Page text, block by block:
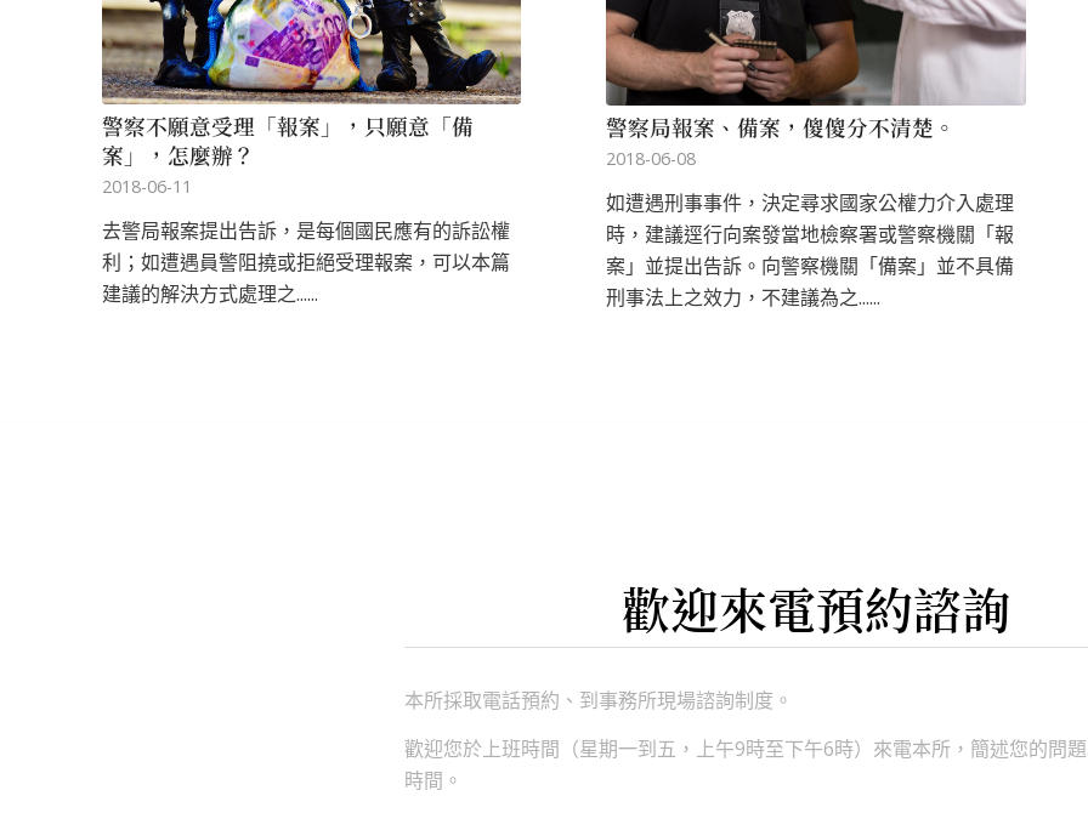
警察不願意受理「報案」，只願意「備
案」，怎麼辦？
2018-06-11
去警局報案提出告訴，是每個國民應有的訴訟權
利；如遭遇員警阻撓或拒絕受理報案，可以本篇
建議的解決方式處理之......
警察局報案、備案，傻傻分不清楚。
2018-06-08
如遭遇刑事事件，決定尋求國家公權力介入處理
時，建議逕行向案發當地檢察署或警察機關「報
案」並提出告訴。向警察機關「備案」並不具備
刑事法上之效力，不建議為之......
歡迎來電預約諮詢
本所採取電話預約、到事務所現場諮詢制度。
歡迎您於上班時間（星期一到五，上午9時至下午6時）來電本所，簡述您的問
時間。